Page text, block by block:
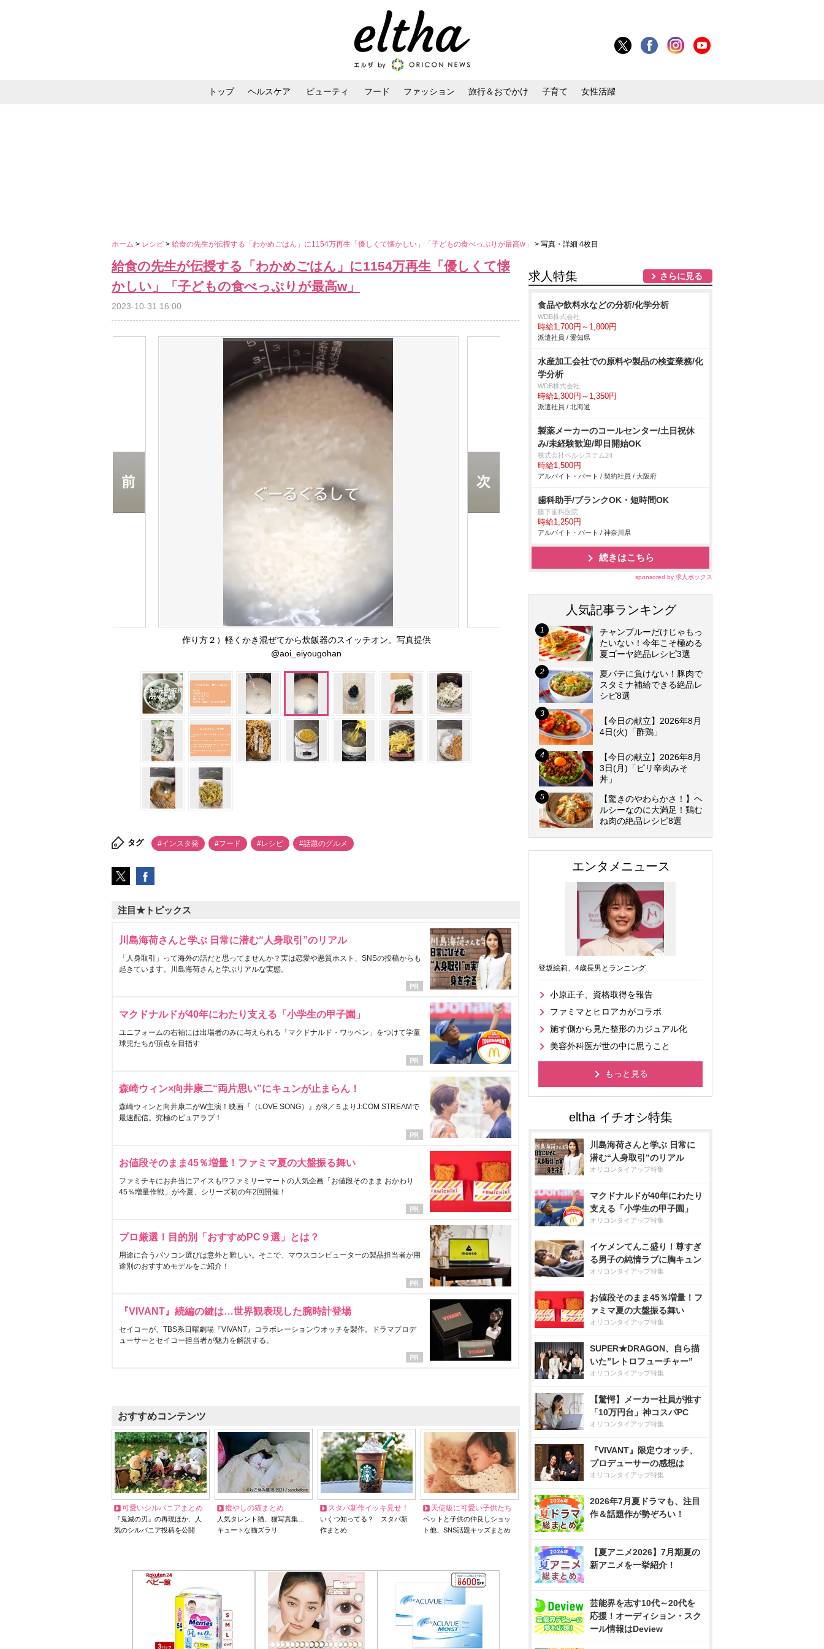
トップ ヘルスケア ビューティ フード ファッション 旅行＆おでかけ 子育て 女性活躍
ホーム > レシピ > 給食の先生が伝授する「わかめごはん」に1154万再生「優しくて懐かしい」「子どもの食べっぷりが最高w」 > 写真・詳細 4枚目
給食の先生が伝授する「わかめごはん」に1154万再生「優しくて懐
かしい」「子どもの食べっぷりが最高w」
2023-10-31 16:00
作り方２）軽くかき混ぜてから炊飯器のスイッチオン。写真提供
@aoi_eiyougohan
タグ #インスタ発 #フード #レシピ #話題のグルメ
注目★トピックス
川島海荷さんと学ぶ 日常に潜む“人身取引”のリアル
「人身取引」って海外の話だと思ってませんか？実は恋愛や悪質ホスト、SNSの投稿からも
起きています。川島海荷さんと学ぶリアルな実態。
マクドナルドが40年にわたり支える「小学生の甲子園」
ユニフォームの右袖には出場者のみに与えられる「マクドナルド・ワッペン」をつけて学童
球児たちが頂点を目指す
森崎ウィン×向井康二“両片思い”にキュンが止まらん！
森崎ウィンと向井康二がW主演！映画『（LOVE SONG）』が8／５よりJ:COM STREAMで
最速配信。究極のピュアラブ！
お値段そのまま45％増量！ファミマ夏の大盤振る舞い
ファミチキにお弁当にアイスも!?ファミリーマートの人気企画「お値段そのまま おかわり
45％増量作戦」が今夏、シリーズ初の年2回開催！
プロ厳選！目的別「おすすめPC９選」とは？
用途に合うパソコン選びは意外と難しい。そこで、マウスコンピューターの製品担当者が用
途別のおすすめモデルをご紹介！
『VIVANT』続編の鍵は…世界観表現した腕時計登場
セイコーが、TBS系日曜劇場『VIVANT』コラボレーションウオッチを製作。ドラマプロデ
ューサーとセイコー担当者が魅力を解説する。
おすすめコンテンツ
可愛いシルバニアまとめ
『鬼滅の刃』の再現ほか、人
気のシルバニア投稿を公開
癒やしの猫まとめ
人気タレント猫、猫写真集…
キュートな猫ズラリ
スタバ新作イッキ見せ！
いくつ知ってる？ スタバ新
作まとめ
天使級に可愛い子供たち
ペットと子供の仲良しショッ
ト他、SNS話題キッズまとめ
求人特集 さらに見る
食品や飲料水などの分析/化学分析
WDB株式会社
時給1,700円～1,800円
派遣社員 / 愛知県
水産加工会社での原料や製品の検査業務/化
学分析
WDB株式会社
時給1,300円～1,350円
派遣社員 / 北海道
製薬メーカーのコールセンター/土日祝休
み/未経験歓迎/即日開始OK
株式会社ベルシステム24
時給1,500円
アルバイト・パート / 契約社員 / 大阪府
歯科助手/ブランクOK・短時間OK
藤下歯科医院
時給1,250円
アルバイト・パート / 神奈川県
続きはこちら
sponsored by 求人ボックス
人気記事ランキング
チャンプルーだけじゃもっ
たいない！今年こそ極める
夏ゴーヤ絶品レシピ3選
夏バテに負けない！豚肉で
スタミナ補給できる絶品レ
シピ8選
【今日の献立】2026年8月
4日(火)「酢鶏」
【今日の献立】2026年8月
3日(月)「ピリ辛肉みそ
丼」
【驚きのやわらかさ！】ヘ
ルシーなのに大満足！鶏む
ね肉の絶品レシピ8選
エンタメニュース
登坂絵莉、4歳長男とランニング
小原正子、資格取得を報告
ファミマとヒロアカがコラボ
施す側から見た整形のカジュアル化
美容外科医が世の中に思うこと
もっと見る
川島海荷さんと学ぶ 日常に
潜む“人身取引”のリアル
オリコンタイアップ特集
マクドナルドが40年にわたり
支える「小学生の甲子園」
オリコンタイアップ特集
イケメンてんこ盛り！尊すぎ
る男子の純情ラブに胸キュン
オリコンタイアップ特集
お値段そのまま45％増量！フ
ァミマ夏の大盤振る舞い
オリコンタイアップ特集
SUPER★DRAGON、自ら描
いた”レトロフューチャー”
オリコンタイアップ特集
【驚愕】メーカー社員が推す
「10万円台」神コスパPC
オリコンタイアップ特集
『VIVANT』限定ウオッチ、
プロデューサーの感想は
オリコンタイアップ特集
2026年7月夏ドラマも、注目
作＆話題作が勢ぞろい！
【夏アニメ2026】7月期夏の
新アニメを一挙紹介！
芸能界を志す10代～20代を
応援！オーディション・スク
ール情報はDeview